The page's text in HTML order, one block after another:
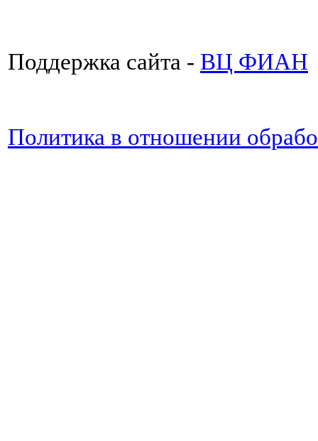
Поддержка сайта - ВЦ ФИАН
Политика в отношении